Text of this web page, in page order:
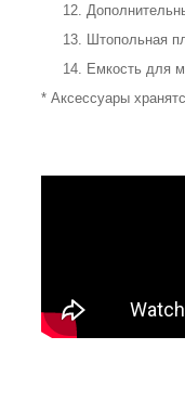
Штопольная
Емкость для
* Аксессуары